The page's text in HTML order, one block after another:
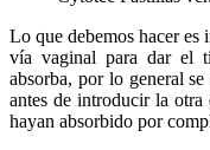
Lo que debemos hacer
vía vaginal para dar el
absorba, por lo general
antes de introducir la otra
hayan absorbido por